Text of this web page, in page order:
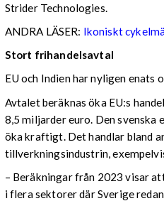
Strider Technologies.
ANDRA LÄSER: Ikoniskt
Stort frihandelsavtal
EU och Indien har nyligen
Avtalet beräknas öka EU:s
8,5 miljarder euro. Den svenska
öka kraftigt. Det handlar bland
tillverkningsindustrin,
– Beräkningar från 2023 visar
i flera sektorer där Sverige